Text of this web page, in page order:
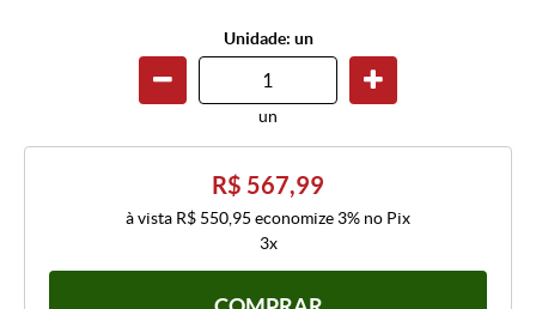
Unidade: un
un
R$ 567,99
à vista R$ 550,95 economize 3% no Pix
3x